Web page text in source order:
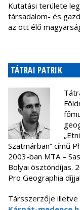
Kutatási területe
társadalom- és
az ott élő
TÁTRAI PATRIK
Szatmárban” című
2003-ban MTA –
Bolyai ösztöndíjas.
Pro Geographia
Társszerzője illetve